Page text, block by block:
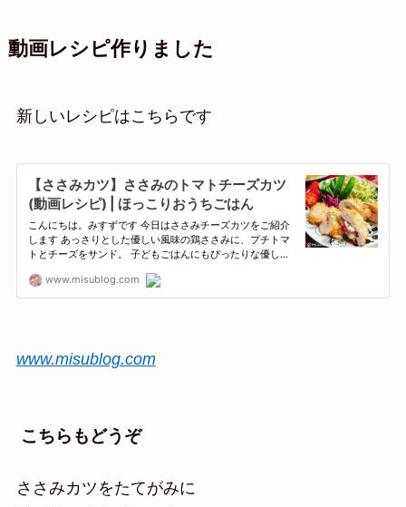
動画レシピ作りました
新しいレシピはこちらです
www.misublog.com
こちらもどうぞ
ささみカツをたてがみに